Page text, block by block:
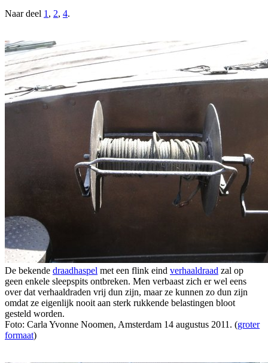
Naar deel 1 , 2, 4.
De bekende draadhaspel met een flink eind verhaaldraad zal op
geen enkele sleepspits ontbreken. Men verbaast zich er wel eens
over dat verhaaldraden vrij dun zijn, maar ze kunnen zo dun zijn
omdat ze eigenlijk nooit aan sterk rukkende belastingen bloot
gesteld worden.
Foto: Carla Yvonne Noomen, Amsterdam 14 augustus 2011. (groter
formaat)